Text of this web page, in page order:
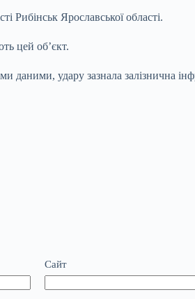
Рибінськ Ярославської області.
цей об’єкт.
даними, удару зазнала залізнична
Сайт